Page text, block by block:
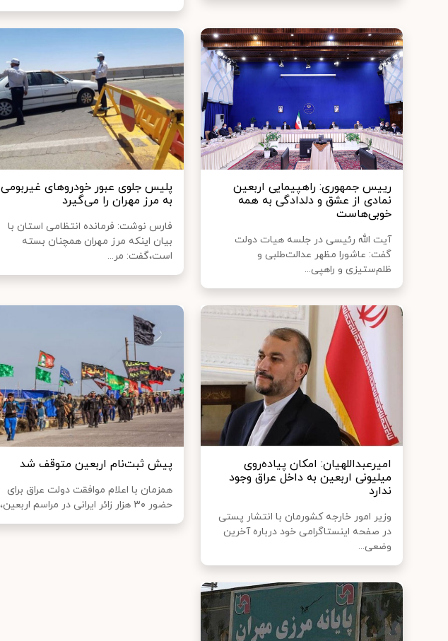
رییس جمهوری: راهپیمایی اربعین
نمادی از عشق و دلدادگی به همه
خوبی‌هاست
آیت الله رئیسی در جلسه هیات دولت
گفت: عاشورا مظهر عدالت‌طلبی و
ظلم‌ستیزی و راهپی...
پلیس جلوی عبور خودروهای غیربومی
به مرز مهران را می‌گیرد
فارس نوشت: فرمانده انتظامی استان با
بیان اینکه مرز مهران همچنان بسته
است،گفت: مر...
امیرعبداللهیان: امکان پیاده‌روی
میلیونی اربعین به داخل عراق وجود
ندارد
وزیر امور خارجه کشورمان با انتشار پستی
در صفحه اینستاگرامی خود درباره آخرین
وضعی...
پیش ثبت‌نام اربعین متوقف شد
همزمان با اعلام موافقت دولت عراق برای
حضور ۳۰ هزار زائر ایرانی در مراسم اربعین،...